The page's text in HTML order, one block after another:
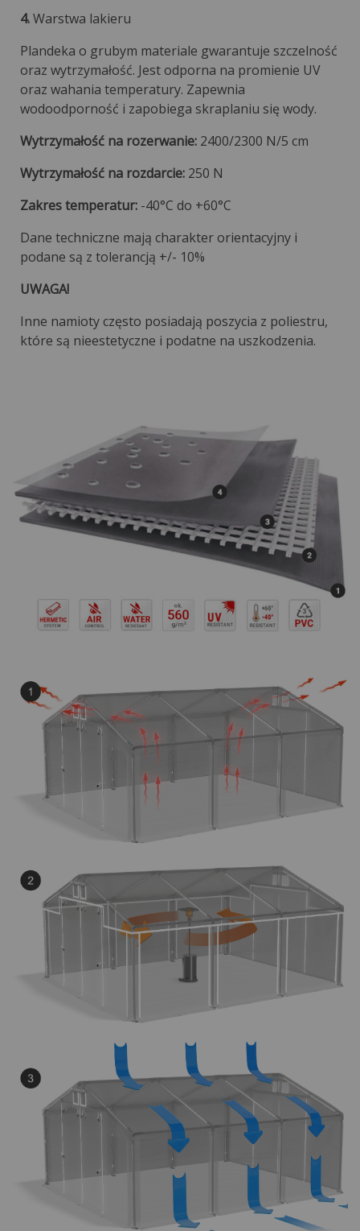
4.Warstwa lakieru
Plandeka o grubym materiale gwarantuje szczelność
oraz wytrzymałość. Jest odporna na promienie UV
oraz wahania temperatury. Zapewnia
wodoodporność i zapobiega skraplaniu się wody.
Wytrzymałość na rozerwanie: 2400/2300 N/5 cm
Wytrzymałość na rozdarcie: 250 N
Zakres temperatur: -40°C do +60°C
Dane techniczne mają charakter orientacyjny i
podane są z tolerancją +/- 10%
UWAGA!
Inne namioty często posiadają poszycia z poliestru,
które są nieestetyczne i podatne na uszkodzenia.